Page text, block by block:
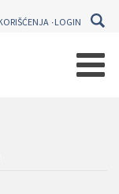
LOGIN